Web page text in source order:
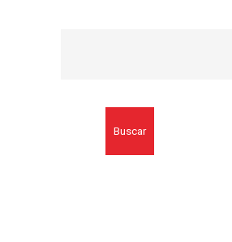
Buscar